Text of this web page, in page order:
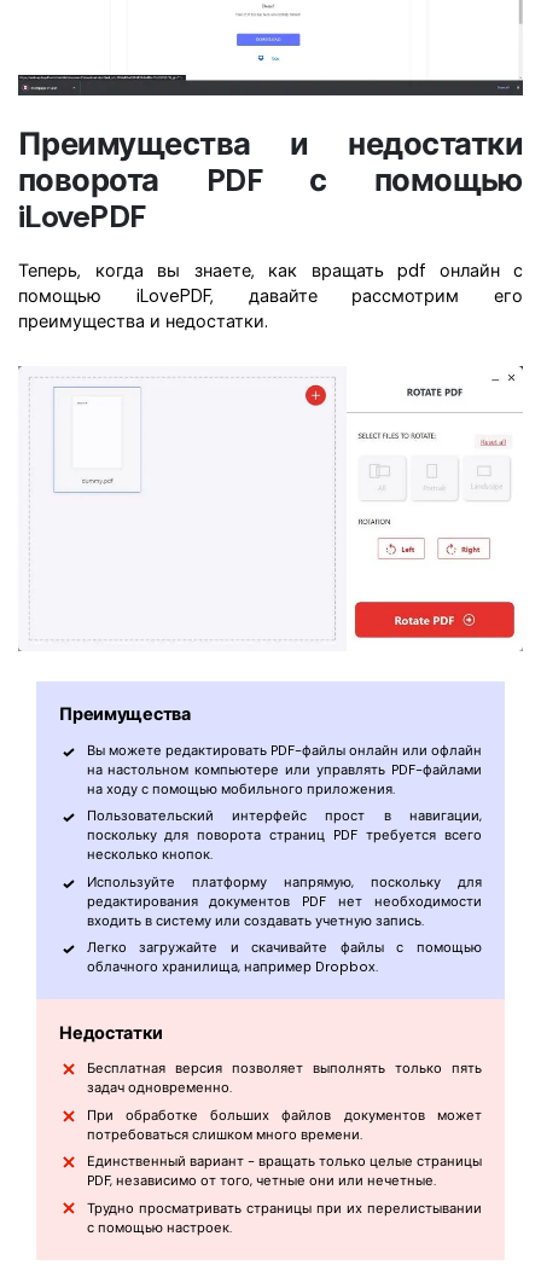
Преимущества и недостатки
поворота PDF с помощью
iLovePDF
Теперь, когда вы знаете, как вращать pdf онлайн с
помощью iLovePDF, давайте рассмотрим его
преимущества и недостатки.
Преимущества
Вы можете редактировать PDF-файлы онлайн или офлайн
на настольном компьютере или управлять PDF-файлами
на ходу с помощью мобильного приложения.
Пользовательский интерфейс прост в навигации,
поскольку для поворота страниц PDF требуется всего
несколько кнопок.
Используйте платформу напрямую, поскольку для
редактирования документов PDF нет необходимости
входить в систему или создавать учетную запись.
Легко загружайте и скачивайте файлы с помощью
облачного хранилища, например Dropbox.
Недостатки
Бесплатная версия позволяет выполнять только пять
задач одновременно.
При обработке больших файлов документов может
потребоваться слишком много времени.
Единственный вариант - вращать только целые страницы
PDF, независимо от того, четные они или нечетные.
Трудно просматривать страницы при их перелистывании
с помощью настроек.